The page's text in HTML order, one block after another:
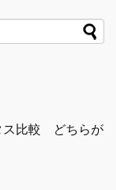
ス比較 どちらが